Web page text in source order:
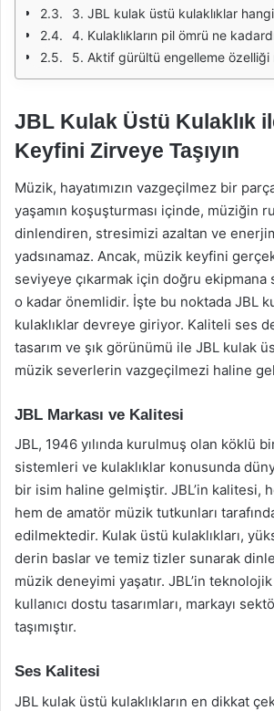
3. JBL kulak üstü kulaklıklar hangi
4. Kulaklıkların pil ömrü ne
5. Aktif gürültü engelleme özelliği
JBL Kulak Üstü Kulaklık
Keyfini Zirveye Taşıyın
Müzik, hayatımızın vazgeçilmez bir
yaşamın koşuşturması içinde, müziğin
dinlendiren, stresimizi azaltan ve
yadsınamaz. Ancak, müzik keyfini
seviyeye çıkarmak için doğru ekipmana
o kadar önemlidir. İşte bu noktada JBL
kulaklıklar devreye giriyor. Kaliteli ses
tasarım ve şık görünümü ile JBL kulak
müzik severlerin vazgeçilmezi haline
JBL Markası ve Kalitesi
JBL, 1946 yılında kurulmuş olan köklü
sistemleri ve kulaklıklar konusunda
bir isim haline gelmiştir. JBL’in kalitesi,
hem de amatör müzik tutkunları
edilmektedir. Kulak üstü kulaklıkları,
derin baslar ve temiz tizler sunarak
müzik deneyimi yaşatır. JBL’in
kullanıcı dostu tasarımları, markayı
taşımıştır.
Ses Kalitesi
JBL kulak üstü kulaklıkların en dikkat